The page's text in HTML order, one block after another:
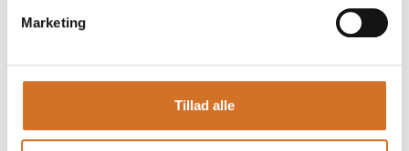
Marketing
Tillad alle
Produktet er tilføjet af:
AB Tingstad
støtte alle virksomheders aktiviteter. Hos Tingstad fokuserer